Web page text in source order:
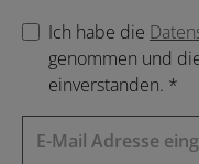
Ich habe die
genommen und
einverstanden. *